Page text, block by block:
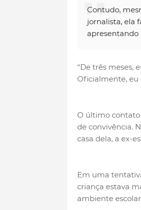
Contudo,
jornalista, ela
apresentando
“De três meses,
Oficialmente, eu
O último contato
de convivência.
casa dela, a ex-
Em uma
criança estava
ambiente